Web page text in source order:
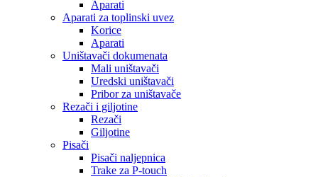
Aparati
Aparati za toplinski uvez
Korice
Aparati
Uništavači dokumenata
Mali uništavači
Uredski uništavači
Pribor za uništavače
Rezači i giljotine
Rezači
Giljotine
Pisači
Pisači naljepnica
Trake za P-touch